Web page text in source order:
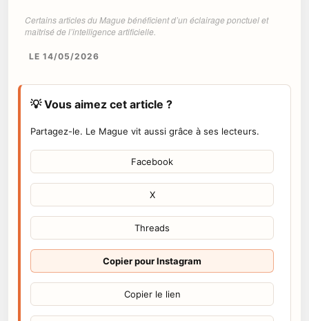
Certains articles du Mague bénéficient d’un éclairage ponctuel et
maîtrisé de l’intelligence artificielle.
LE 14/05/2026
💡 Vous aimez cet article ?
Partagez-le. Le Mague vit aussi grâce à ses lecteurs.
Facebook
X
Threads
Copier pour Instagram
Copier le lien